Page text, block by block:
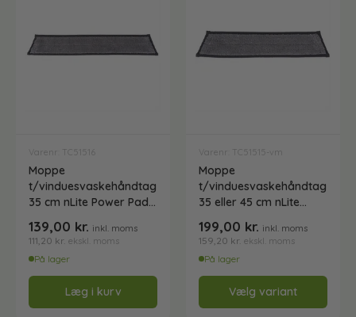
Affaldsspande
Affaldsstativer
Gribetænger
Desinfektionsmidler
Desinfektion og rengøring
Ecolab Badeværelse
Ecolab Gulvrengøring
Handsker og værnemidler
Engangshandsker
Personlig hygiejne og pleje
Håndsæbe
Rekvisitter til rengøring
Varenr: TC51516
Moppe
t/vinduesvaskehåndtag
35 cm nLite Power Pad
139,00 kr. inkl. moms
111,20 kr. ekskl. moms
På lager
Læg i kurv
Varenr: TC51515-vm
Moppe
t/vinduesvaskehåndtag
35 eller 45 cm nLite
199,00 kr. inkl. moms
159,20 kr. ekskl. moms
På lager
Vælg variant